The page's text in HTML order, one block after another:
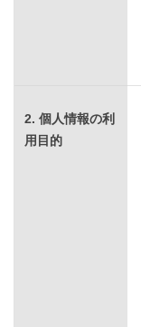
2. 個人情報の利
用目的